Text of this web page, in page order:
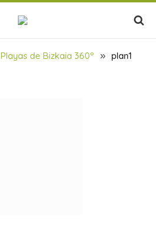
Playas de Bizkaia 360º » plan1